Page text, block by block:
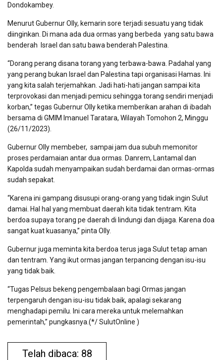
Dondokambey.
Menurut Gubernur Olly, kemarin sore terjadi sesuatu yang tidak
diinginkan. Di mana ada dua ormas yang berbeda yang satu bawa
benderah Israel dan satu bawa benderah Palestina.
“Dorang perang disana torang yang terbawa-bawa. Padahal yang
yang perang bukan Israel dan Palestina tapi organisasi Hamas. Ini
yang kita salah terjemahkan. Jadi hati-hati jangan sampai kita
terprovokasi dan menjadi pemicu sehingga torang sendiri menjadi
korban,” tegas Gubernur Olly ketika memberikan arahan di ibadah
bersama di GMIM Imanuel Taratara, Wilayah Tomohon 2, Minggu
(26/11/2023).
Gubernur Olly membeber, sampai jam dua subuh memonitor
proses perdamaian antar dua ormas. Danrem, Lantamal dan
Kapolda sudah menyampaikan sudah berdamai dan ormas-ormas
sudah sepakat.
“Karena ini gampang disusupi orang-orang yang tidak ingin Sulut
damai. Hal hal yang membuat daerah kita tidak tentram. Kita
berdoa supaya torang pe daerah di lindungi dan dijaga. Karena doa
sangat kuat kuasanya,” pinta Olly.
Gubernur juga meminta kita berdoa terus jaga Sulut tetap aman
dan tentram. Yang ikut ormas jangan terpancing dengan isu-isu
yang tidak baik.
“Tugas Pelsus bekeng pengembalaan bagi Ormas jangan
terpengaruh dengan isu-isu tidak baik, apalagi sekarang
menghadapi pemilu. Ini cara mereka untuk melemahkan
pemerintah,” pungkasnya.(*/ SulutOnline )
Telah dibaca: 88